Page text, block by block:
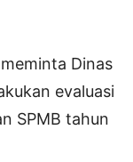
Dinas
evaluasi
SPMB tahun